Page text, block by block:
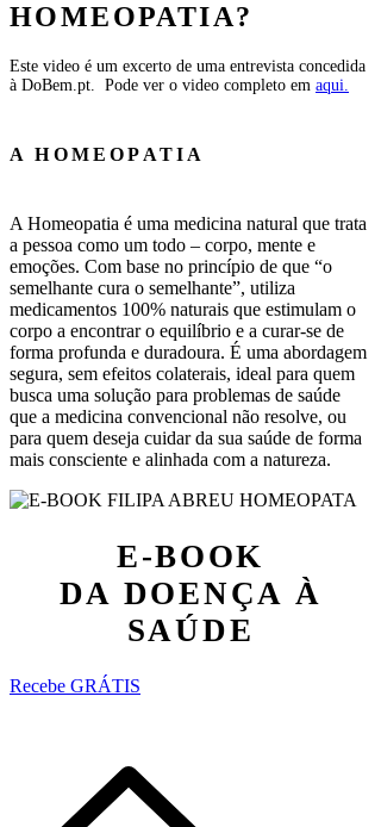
HOMEOPATIA?
Este video é um excerto de uma entrevista concedida
à DoBem.pt. Pode ver o video completo em aqui.
A HOMEOPATIA
A Homeopatia é uma medicina natural que trata
a pessoa como um todo – corpo, mente e
emoções. Com base no princípio de que “o
semelhante cura o semelhante”, utiliza
medicamentos 100% naturais que estimulam o
corpo a encontrar o equilíbrio e a curar-se de
forma profunda e duradoura. É uma abordagem
segura, sem efeitos colaterais, ideal para quem
busca uma solução para problemas de saúde
que a medicina convencional não resolve, ou
para quem deseja cuidar da sua saúde de forma
mais consciente e alinhada com a natureza.
E-BOOK
DA DOENÇA À
SAÚDE
Recebe GRÁTIS